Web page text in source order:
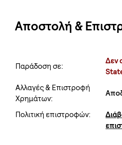
Αποστολή &
Παράδοση σε:
Δεν
Αλλαγές & Επιστροφή
Χρημάτων:
Πολιτική επιστροφών: